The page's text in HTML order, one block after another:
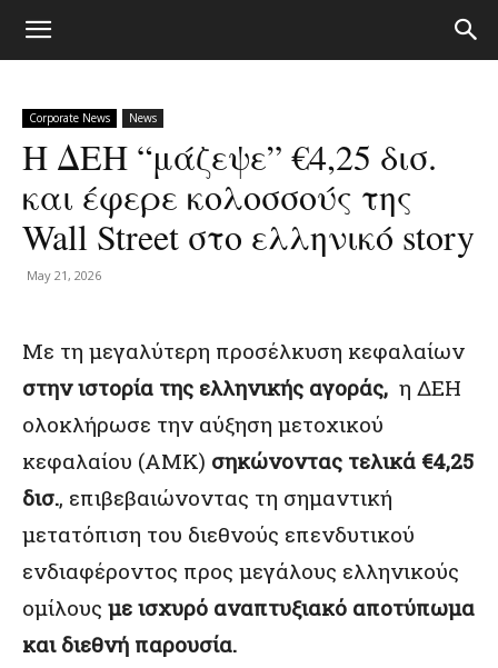
Corporate News News
Η ΔΕΗ “μάζεψε” €4,25 δισ.
και έφερε κολοσσούς της
Wall Street στο ελληνικό story
May 21, 2026
Με τη μεγαλύτερη προσέλκυση κεφαλαίων
στην ιστορία της ελληνικής αγοράς, η ΔΕΗ
ολοκλήρωσε την αύξηση μετοχικού
κεφαλαίου (ΑΜΚ) σηκώνοντας τελικά €4,25
δισ., επιβεβαιώνοντας τη σημαντική
μετατόπιση του διεθνούς επενδυτικού
ενδιαφέροντος προς μεγάλους ελληνικούς
ομίλους με ισχυρό αναπτυξιακό αποτύπωμα
και διεθνή παρουσία.